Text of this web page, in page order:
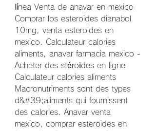
línea Venta de anavar en mexico
Comprar los esteroides dianabol
10mg, venta esteroides en
mexico. Calculateur calories
aliments, anavar farmacia mexico -
Acheter des stéroïdes en ligne
Calculateur calories aliments
Macronutriments sont des types
d&#39;aliments qui fournissent
des calories. Anavar venta
mexico, comprar esteroides en